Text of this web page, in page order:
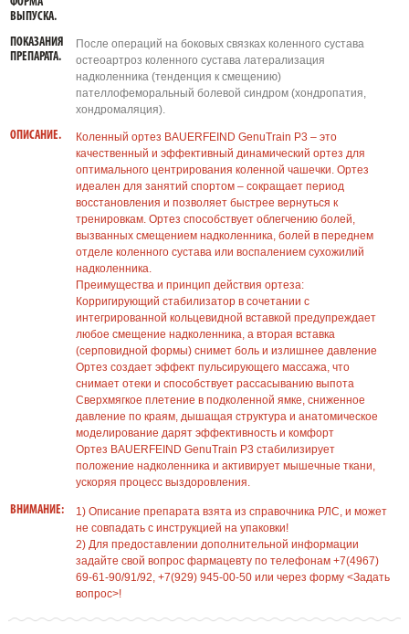
ВЫПУСКА.
ПОКАЗАНИЯ
ПРЕПАРАТА.
После операций на боковых связках коленного сустава
остеоартроз коленного сустава латерализация
надколенника (тенденция к смещению)
пателлофеморальный болевой синдром (хондропатия,
хондромаляция).
ОПИСАНИЕ.
Коленный ортез BAUERFEIND GenuTrain P3 – это
качественный и эффективный динамический ортез для
оптимального центрирования коленной чашечки. Ортез
идеален для занятий спортом – сокращает период
восстановления и позволяет быстрее вернуться к
тренировкам. Ортез способствует облегчению болей,
вызванных смещением надколенника, болей в переднем
отделе коленного сустава или воспалением сухожилий
надколенника.
Преимущества и принцип действия ортеза:
Корригирующий стабилизатор в сочетании с
интегрированной кольцевидной вставкой предупреждает
любое смещение надколенника, а вторая вставка
(серповидной формы) снимет боль и излишнее давление
Ортез создает эффект пульсирующего массажа, что
снимает отеки и способствует рассасыванию выпота
Сверхмягкое плетение в подколенной ямке, сниженное
давление по краям, дышащая структура и анатомическое
моделирование дарят эффективность и комфорт
Ортез BAUERFEIND GenuTrain P3 стабилизирует
положение надколенника и активирует мышечные ткани,
ускоряя процесс выздоровления.
ВНИМАНИЕ:
1) Описание препарата взята из справочника РЛС, и может
не совпадать с инструкцией на упаковки!
2) Для предоставлении дополнительной информации
задайте свой вопрос фармацевту по телефонам +7(4967)
69-61-90/91/92, +7(929) 945-00-50 или через форму <Задать
вопрос>!